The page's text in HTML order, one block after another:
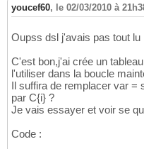
youcef60, le 02/03/2010 à
Oupss dsl j'avais pas tout lu
C'est bon,j'ai crée un
l'utiliser dans la boucle
Il suffira de remplacer var =
par C{i} ?
Je vais essayer et voir se
Code :